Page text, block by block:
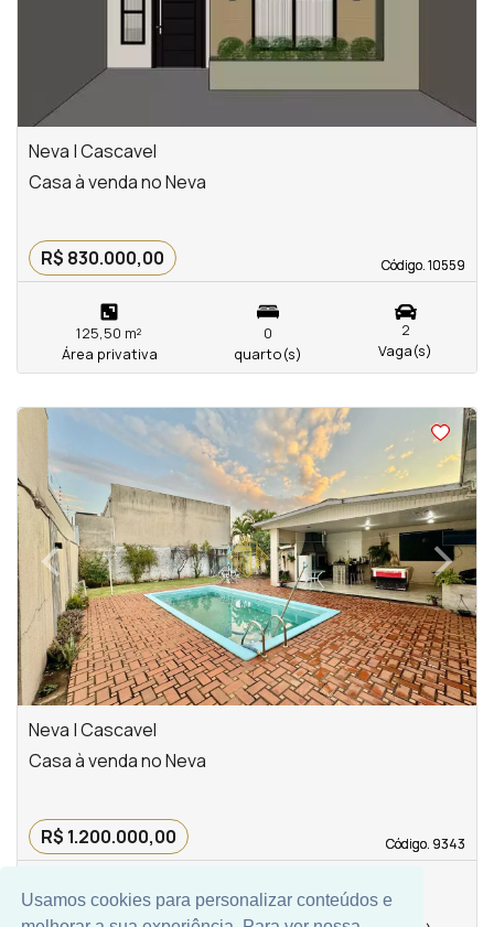
Usamos cookies para personalizar conteúdos e
Neva | Cascavel
Código. 10559
Código. 10559
Casa à venda no Neva
R$ 830.000,00
125,50 m²
Área privativa
0
quarto(s)
2
Vaga(s)
< <
‹
Previous ›
Next
Neva | Cascavel
Código. 9343
Código. 9343
Casa à venda no Neva
R$ 1.200.000,00
311,85 m²
3